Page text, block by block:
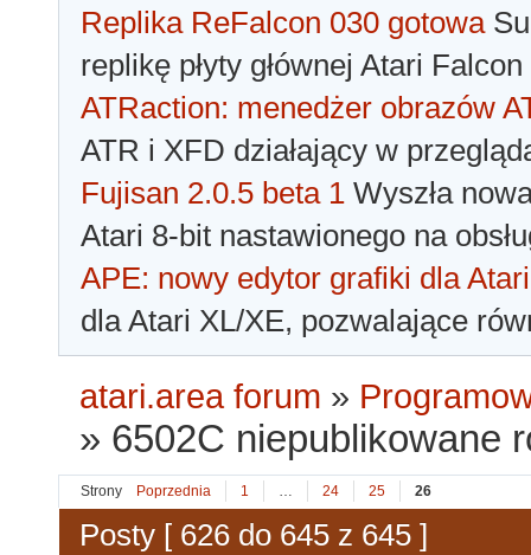
Replika ReFalcon 030 gotowa
replikę płyty głównej Atari
ATRaction: menedżer obrazów
ATR i XFD działający w
Fujisan 2.0.5 beta 1 Wyszła
Atari 8-bit nastawionego na
APE: nowy edytor grafiki dla Atari
dla Atari XL/XE, pozwalające
atari.area forum »
» 6502C niepublikowane
Strony Poprzednia 1 … 24 25 26
Posty [ 626 do 645 z 645 ]